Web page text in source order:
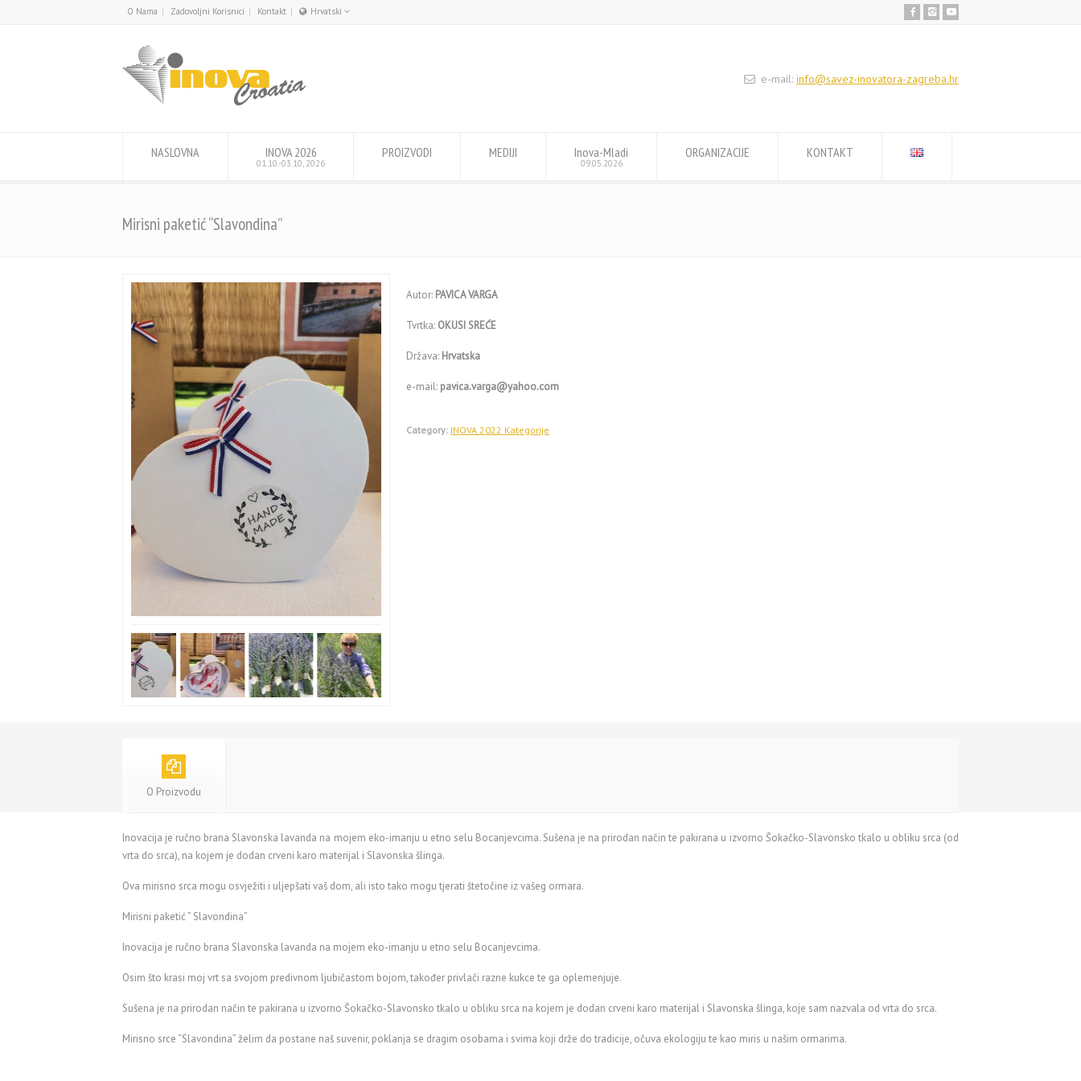
O Nama Zadovoljni Korisnici Kontakt
Hrvatski
e-mail: info@savez-inovatora-zagreba.hr
NASLOVNA INOVA 2026
01.10.-03.10, 2026
PROIZVODI MEDIJI Inova-Mladi
09.05.2026
ORGANIZACIJE KONTAKT
Mirisni paketić “Slavondina”
Autor: PAVICA VARGA
Tvrtka: OKUSI SREĆE
Država: Hrvatska
e-mail: pavica.varga@yahoo.com
Category: INOVA 2022 Kategorije
O Proizvodu
Inovacija je ručno brana Slavonska lavanda na mojem eko-imanju u etno selu Bocanjevcima. Sušena je na prirodan način te pakirana u izvorno Šokačko-Slavonsko tkalo u obliku srca (od
vrta do srca), na kojem je dodan crveni karo materijal i Slavonska šlinga.
Ova mirisno srca mogu osvježiti i uljepšati vaš dom, ali isto tako mogu tjerati štetočine iz vašeg ormara.
Mirisni paketić ” Slavondina”
Inovacija je ručno brana Slavonska lavanda na mojem eko-imanju u etno selu Bocanjevcima.
Osim što krasi moj vrt sa svojom predivnom ljubičastom bojom, također privlači razne kukce te ga oplemenjuje.
Sušena je na prirodan način te pakirana u izvorno Šokačko-Slavonsko tkalo u obliku srca na kojem je dodan crveni karo materijal i Slavonska šlinga, koje sam nazvala od vrta do srca.
Mirisno srce “Slavondina” želim da postane naš suvenir, poklanja se dragim osobama i svima koji drže do tradicije, očuva ekologiju te kao miris u našim ormarima.